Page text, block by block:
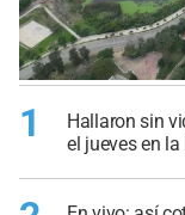
1
Hallaron sin
el jueves en